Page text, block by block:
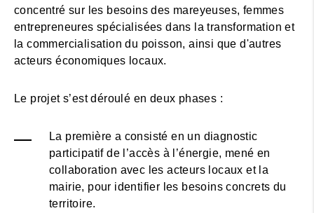
concentré sur les besoins des mareyeuses, femmes
entrepreneures spécialisées dans la transformation et
la commercialisation du poisson, ainsi que d'autres
acteurs économiques locaux.
Le projet s’est déroulé en deux phases :
La première a consisté en un diagnostic
participatif de l’accès à l’énergie, mené en
collaboration avec les acteurs locaux et la
mairie, pour identifier les besoins concrets du
territoire.